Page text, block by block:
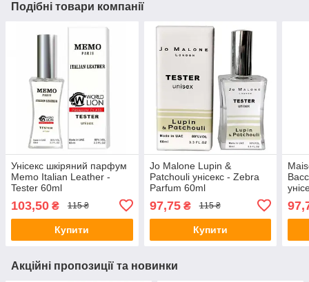
Подібні товари компанії
Унісекс шкіряний парфум
Memo Italian Leather -
Tester 60ml
103,50 ₴ 115 ₴
Купити
Jo Malone Lupin &
Patchouli унісекс - Zebra
Parfum 60ml
97,75₴ 115 ₴
Купити
Акційні пропозиції та новинки